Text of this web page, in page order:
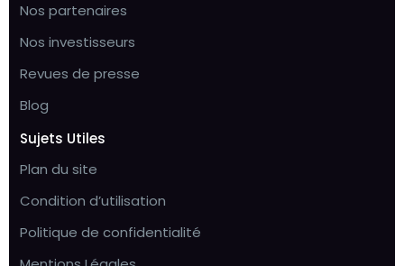
Nos partenaires
Nos investisseurs
Revues de presse
Blog
Sujets Utiles
Plan du site
Condition d’utilisation
Politique de confidentialité